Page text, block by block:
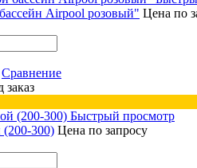
Airpool розовый" Цена по
Сравнение
заказ
Быстрый просмотр
(200-300) Цена по запросу